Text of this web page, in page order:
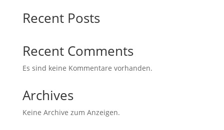
Recent Posts
Recent Comments
Es sind keine Kommentare vorhanden.
Archives
Keine Archive zum Anzeigen.